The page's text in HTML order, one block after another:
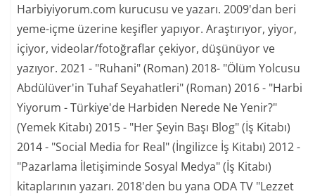
Harbiyiyorum.com kurucusu ve yazarı. 2009'dan beri
yeme-içme üzerine keşifler yapıyor. Araştırıyor, yiyor,
içiyor, videolar/fotoğraflar çekiyor, düşünüyor ve
yazıyor. 2021 - "Ruhani" (Roman) 2018- "Ölüm Yolcusu
Abdülüver'in Tuhaf Seyahatleri" (Roman) 2016 - "Harbi
Yiyorum - Türkiye'de Harbiden Nerede Ne Yenir?"
(Yemek Kitabı) 2015 - "Her Şeyin Başı Blog" (İş Kitabı)
2014 - "Social Media for Real" (İngilizce İş Kitabı) 2012 -
"Pazarlama İletişiminde Sosyal Medya" (İş Kitabı)
kitaplarının yazarı. 2018'den bu yana ODA TV "Lezzet